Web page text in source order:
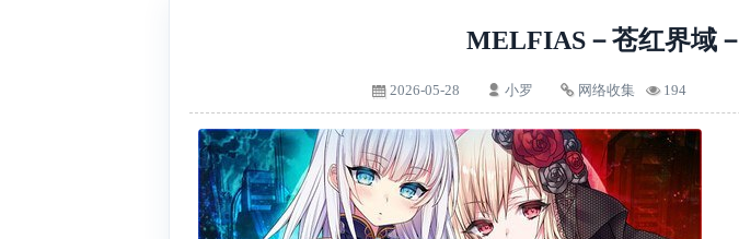
MELFIAS－苍红界域－
2026-05-28 小罗 网络收集 194